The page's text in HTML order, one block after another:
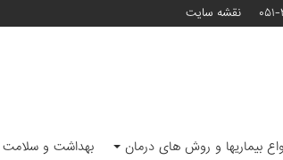
نقشه سایت
بیماریها و روش های درمان بهداشت و سلامت